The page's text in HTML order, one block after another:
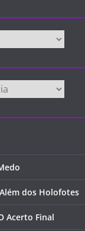
dos Holofotes
Acerto Final